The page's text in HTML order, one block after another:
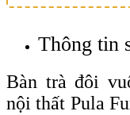
Thông tin
Bàn trà đôi
nội thất Pula